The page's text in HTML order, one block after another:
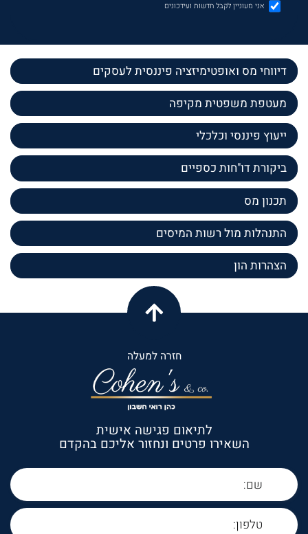
אני מעוניין לקבל חדשות ועידכונים
דיווחי מס ואופטימיזציה פיננסית לעסקים
מעטפת משפטית מקיפה
ייעוץ פיננסי וכלכלי
ביקורת דו"חות כספיים
תכנון מס
התנהלות מול רשות המיסים
הצהרות הון
חזרה למעלה
לתיאום פגישה אישית
השאירו פרטים ונחזור אליכם בהקדם